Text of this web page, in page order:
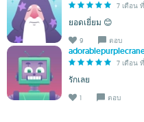
7 เดือน
ยอดเยี่ยม 😊
9 ตอบ
7 เดือน
รักเลย
1 ตอบ